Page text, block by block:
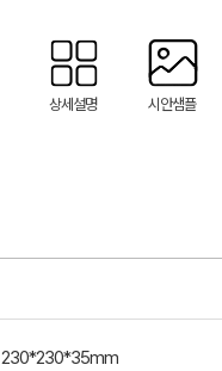
상세설명 시안샘플
230*230*35mm